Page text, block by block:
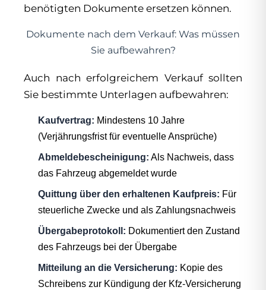
benötigten Dokumente ersetzen können.
Dokumente nach dem Verkauf: Was müssen
Sie aufbewahren?
Auch nach erfolgreichem Verkauf sollten
Sie bestimmte Unterlagen aufbewahren:
Kaufvertrag: Mindestens 10 Jahre
(Verjährungsfrist für eventuelle Ansprüche)
Abmeldebescheinigung: Als Nachweis, dass
das Fahrzeug abgemeldet wurde
Quittung über den erhaltenen Kaufpreis: Für
steuerliche Zwecke und als Zahlungsnachweis
Übergabeprotokoll: Dokumentiert den Zustand
des Fahrzeugs bei der Übergabe
Mitteilung an die Versicherung: Kopie des
Schreibens zur Kündigung der Kfz-Versicherung